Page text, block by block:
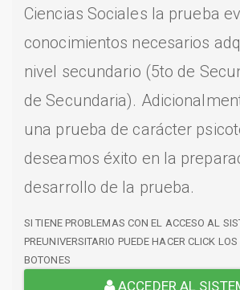
Ciencias Sociales la prueba
conocimientos necesarios
nivel secundario (5to de
de Secundaria).
una prueba de carácter
deseamos éxito en la
desarrollo de la prueba.
SI TIENE PROBLEMAS CON EL ACCESO AL
PREUNIVERSITARIO PUEDE HACER CLICK
BOTONES
ACCEDER AL